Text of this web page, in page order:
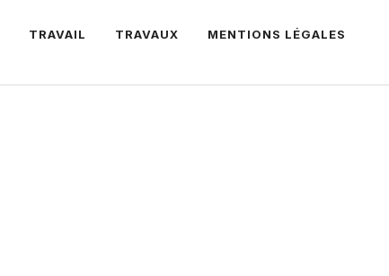
TRAVAIL TRAVAUX MENTIONS LÉGALES